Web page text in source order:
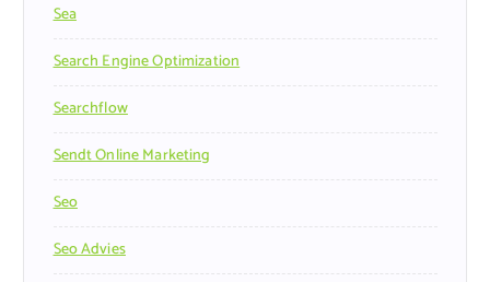
Sea
Search Engine Optimization
Searchflow
Sendt Online Marketing
Seo
Seo Advies